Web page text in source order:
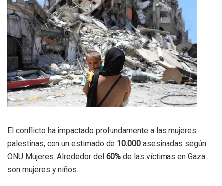
El conflicto ha impactado profundamente a las mujeres
palestinas, con un estimado de 10.000 asesinadas según
ONU Mujeres. Alrededor del 60% de las víctimas en Gaza
son mujeres y niños.